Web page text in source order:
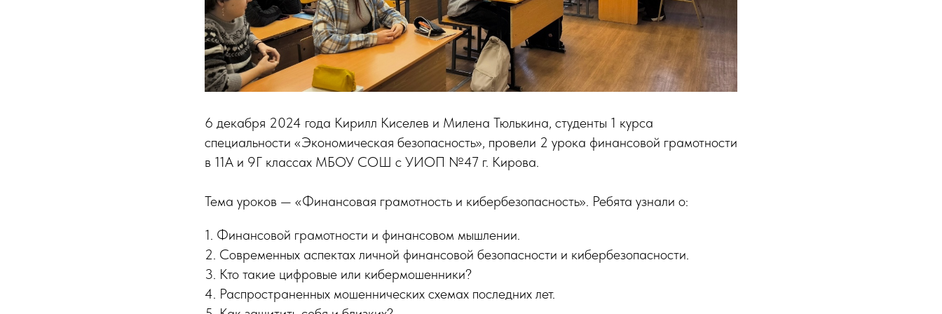
6 декабря 2024 года Кирилл Киселев и Милена Тюлькина, студенты 1 курса
специальности «Экономическая безопасность», провели 2 урока финансовой грамотности
в 11А и 9Г классах МБОУ СОШ с УИОП №47 г. Кирова.
Тема уроков — «Финансовая грамотность и кибербезопасность». Ребята узнали о:
1. Финансовой грамотности и финансовом мышлении.
2. Современных аспектах личной финансовой безопасности и кибербезопасности.
3. Кто такие цифровые или кибермошенники?
4. Распространенных мошеннических схемах последних лет.